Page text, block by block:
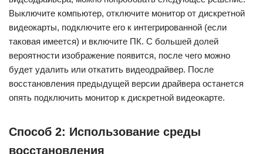
Выключите компьютер, отключите монитор от дискретной
видеокарты, подключите его к интегрированной (если
таковая имеется) и включите ПК. С большей долей
вероятности изображение появится, после чего можно
будет удалить или откатить видеодрайвер. После
восстановления предыдущей версии драйвера останется
опять подключить монитор к дискретной видеокарте.
Способ 2: Использование среды
восстановления